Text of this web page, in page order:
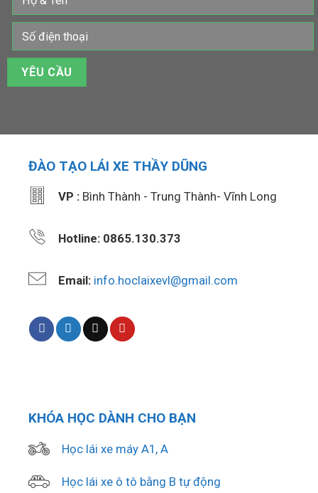
ĐÀO TẠO LÁI XE THẦY DŨNG
VP :Bình Thành - Trung Thành- Vĩnh Long
Hotline: 0865.130.373
Email: info.hoclaixevl@gmail.com
KHÓA HỌC DÀNH CHO BẠN
Học lái xe máy A1, A
Học lái xe ô tô bằng B tự động